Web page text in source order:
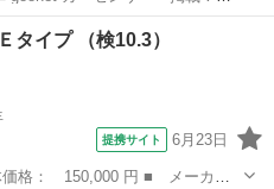
下記
ワークス
タイプ （検10.3）
提携サイト 6月23日